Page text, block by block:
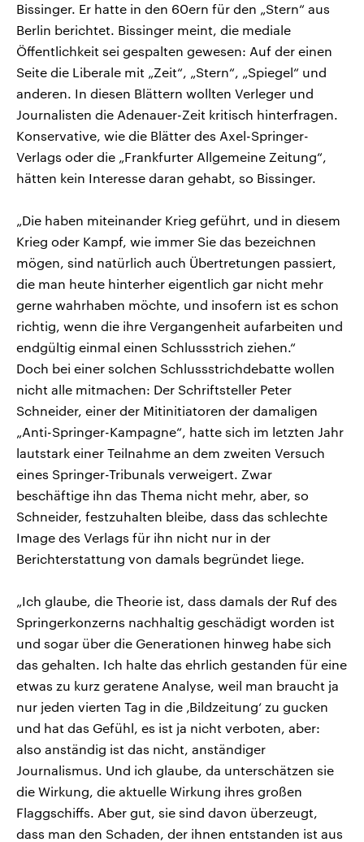
Bissinger. Er hatte in den 60ern für den „Stern“ aus
Berlin berichtet. Bissinger meint, die mediale
Öffentlichkeit sei gespalten gewesen: Auf der einen
Seite die Liberale mit „Zeit“, „Stern“, „Spiegel“ und
anderen. In diesen Blättern wollten Verleger und
Journalisten die Adenauer-Zeit kritisch hinterfragen.
Konservative, wie die Blätter des Axel-Springer-
Verlags oder die „Frankfurter Allgemeine Zeitung“,
hätten kein Interesse daran gehabt, so Bissinger.
„Die haben miteinander Krieg geführt, und in diesem
Krieg oder Kampf, wie immer Sie das bezeichnen
mögen, sind natürlich auch Übertretungen passiert,
die man heute hinterher eigentlich gar nicht mehr
gerne wahrhaben möchte, und insofern ist es schon
richtig, wenn die ihre Vergangenheit aufarbeiten und
endgültig einmal einen Schlussstrich ziehen.“
Doch bei einer solchen Schlussstrichdebatte wollen
nicht alle mitmachen: Der Schriftsteller Peter
Schneider, einer der Mitinitiatoren der damaligen
„Anti-Springer-Kampagne“, hatte sich im letzten Jahr
lautstark einer Teilnahme an dem zweiten Versuch
eines Springer-Tribunals verweigert. Zwar
beschäftige ihn das Thema nicht mehr, aber, so
Schneider, festzuhalten bleibe, dass das schlechte
Image des Verlags für ihn nicht nur in der
Berichterstattung von damals begründet liege.
„Ich glaube, die Theorie ist, dass damals der Ruf des
Springerkonzerns nachhaltig geschädigt worden ist
und sogar über die Generationen hinweg habe sich
das gehalten. Ich halte das ehrlich gestanden für eine
etwas zu kurz geratene Analyse, weil man braucht ja
nur jeden vierten Tag in die ‚Bildzeitung‘ zu gucken
und hat das Gefühl, es ist ja nicht verboten, aber:
also anständig ist das nicht, anständiger
Journalismus. Und ich glaube, da unterschätzen sie
die Wirkung, die aktuelle Wirkung ihres großen
Flaggschiffs. Aber gut, sie sind davon überzeugt,
dass man den Schaden, der ihnen entstanden ist aus